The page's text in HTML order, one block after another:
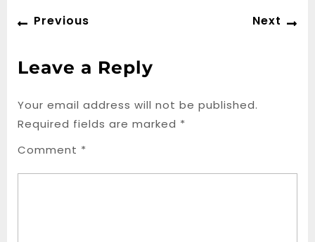
Post
navigation
Previous Next
Leave a Reply
Your email address will not be published.
Required fields are marked *
Comment *